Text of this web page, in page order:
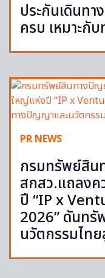
ประกันเดินทา
ครบ เหมาะกั
PR NEWS
กรมทรัพย์สิ
สกสว.แถลงค
ปี “IP x
2026” ดันท
นวัตกรรมไท